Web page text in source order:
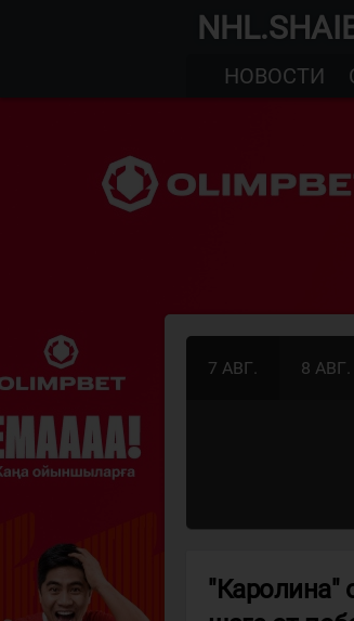
НОВОСТИ
7 АВГ. 8 АВГ.
"Каролина"